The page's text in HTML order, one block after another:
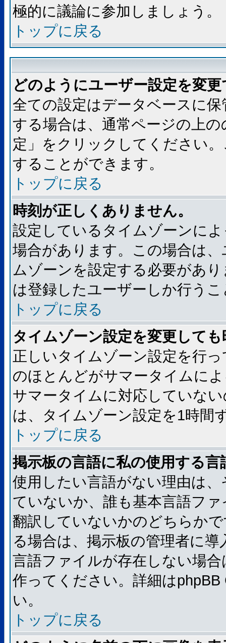
極的に議論に参加しましょう。
トップに戻る
どのようにユーザー設定を変
全ての設定はデータベースに
する場合は、通常ページの上
定」をクリックしてください
することができます。
トップに戻る
時刻が正しくありません。
設定しているタイムゾーンに
場合があります。この場合は
ムゾーンを設定する必要があ
は登録したユーザーしか行う
トップに戻る
タイムゾーン設定を変更して
正しいタイムゾーン設定を行
のほとんどがサマータイムに
サマータイムに対応していな
は、タイムゾーン設定を1時間
トップに戻る
掲示板の言語に私の使用する
使用したい言語がない理由は
ていないか、誰も基本言語フ
翻訳していないかのどちらか
る場合は、掲示板の管理者に
言語ファイルが存在しない場
作ってください。詳細は
い。
トップに戻る